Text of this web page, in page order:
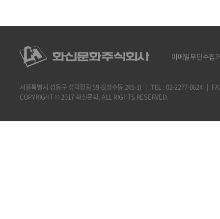
이메일무단수집
서울특별시 성동구 성덕정길 59-6(성수동 245-1) | TEL : 02-2277-0624
COPYRIGHT © 2017 화신문화. ALL RIGHTS RESERVED.